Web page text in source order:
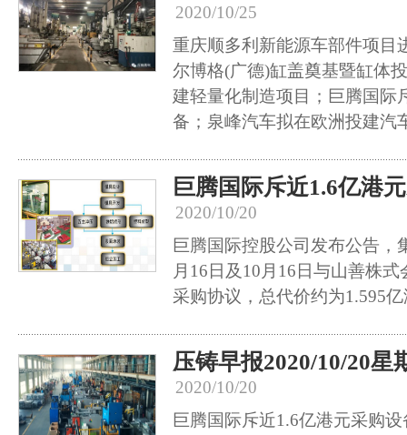
2020/10/25
重庆顺多利新能源车部件项目
尔博格(广德)缸盖奠基暨缸体
建轻量化制造项目；巨腾国际
备；泉峰汽车拟在欧洲投建汽
巨腾国际斥近1.6亿港
2020/10/20
巨腾国际控股公司发布公告，
月16日及10月16日与山善株
采购协议，总代价约为1.595
压铸早报2020/10/20星
2020/10/20
巨腾国际斥近1.6亿港元采购